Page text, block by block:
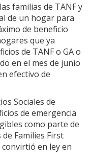
familias de TANF y
de un hogar para
de beneficio
que ya
de TANF o GA o
en el mes de junio
efectivo de
Sociales de
de emergencia
como parte de
Families First
convirtió en ley en